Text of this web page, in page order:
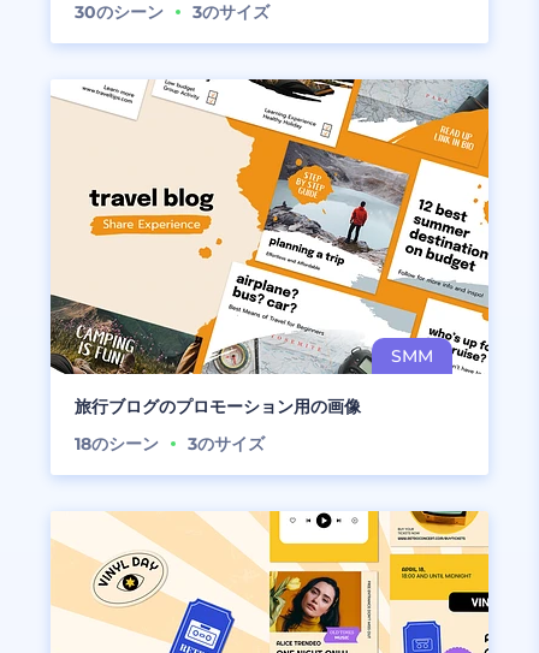
30のシーン 3のサイズ
旅行ブログのプロモーション用の画像
18のシーン 3のサイズ